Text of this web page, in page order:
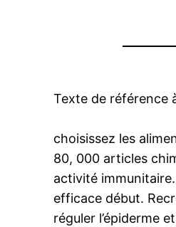
Texte de référence
choisissez les
80, 000 articles
activité
efficace début.
réguler l’épiderme